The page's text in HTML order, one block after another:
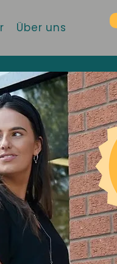
Über uns